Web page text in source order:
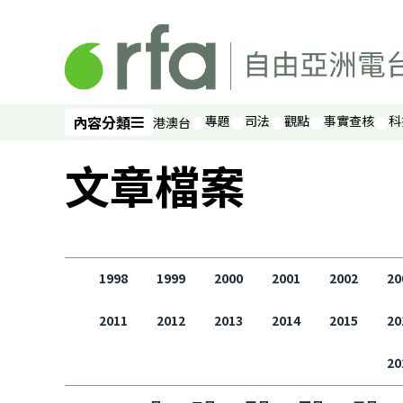
跳過主要內容
內容分類
內容分類 港澳台 專題 司法 觀點 事實查核
文章檔案
1998 1999 2000 2001 2002
2011 2012 2013 2014 2015